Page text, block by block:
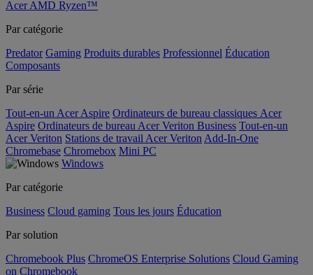
Acer AMD Ryzen™
Par catégorie
Predator Gaming Produits durables Professionnel Éducation
Composants
Par série
Tout-en-un Acer Aspire Ordinateurs de bureau classiques Acer
Aspire Ordinateurs de bureau Acer Veriton Business Tout-en-un
Acer Veriton Stations de travail Acer Veriton Add-In-One
Chromebase Chromebox Mini PC
Windows
Par catégorie
Business Cloud gaming Tous les jours Éducation
Par solution
Chromebook Plus ChromeOS Enterprise Solutions Cloud Gaming
on Chromebook